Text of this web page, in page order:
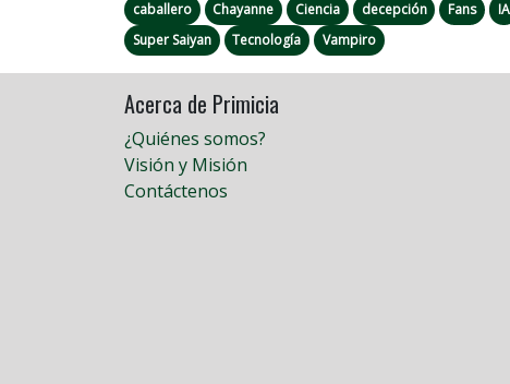
caballero Chayanne Ciencia decepción Fans IA
Super Saiyan
Tecnología Vampiro
Acerca de Primicia
¿Quiénes somos?
Visión y Misión
Contáctenos